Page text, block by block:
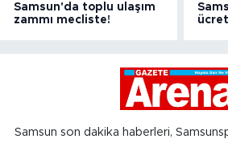
Samsun'da toplu ulaşım
zammı mecliste!
Samsun son dakika haberleri,